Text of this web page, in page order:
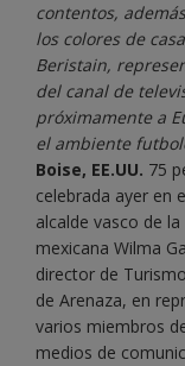
contentos,
los colores de
Beristain,
del canal de
próximamente a
el ambiente
Boise, EE.UU. 75
celebrada ayer en
alcalde vasco de
mexicana Wilma
director de
de Arenaza, en
varios miembros
medios de